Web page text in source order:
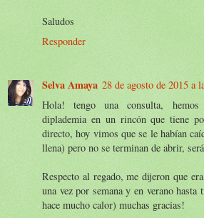
Saludos
Responder
Selva Amaya 28 de agosto de 2015 a
Hola! tengo una consulta,
diplademia en un rincón que tiene
directo, hoy vimos que se le habían
llena) pero no se terminan de abrir,
Respecto al regado, me dijeron que
una vez por semana y en verano
hace mucho calor) muchas gracias!